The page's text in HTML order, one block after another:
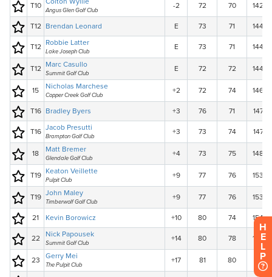
H
E
L
P